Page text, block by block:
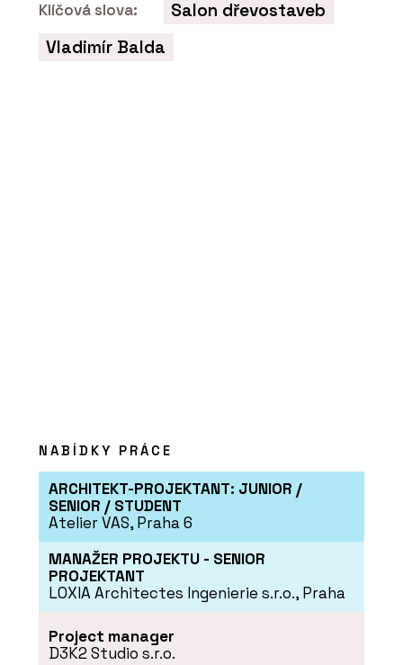
PRODUKTY
Židle motiv - Wiesner-Hager
Klíčová slova:
Salon dřevostaveb
Vladimír Balda
NABÍDKY PRÁCE
ARCHITEKT-PROJEKTANT: JUNIOR /
SENIOR / STUDENT
Atelier VAS, Praha 6
MANAŽER PROJEKTU - SENIOR
PROJEKTANT
LOXIA Architectes Ingenierie s.r.o., Praha
Project manager
D3K2 Studio s.r.o.